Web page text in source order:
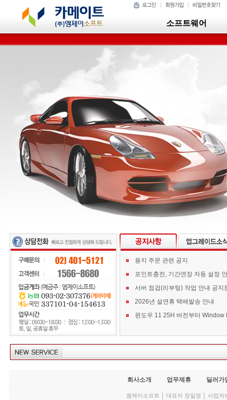
소프트웨어
용지 주문 관련 공지
포인트충전, 기간연장 자동 설정
서버 점검(리부팅) 작업 안내 공지
2026년 설연휴 택배발송 안내
회사소개 업무제휴 딜러가
엠제이소프트 │ 대표자 정일영 │ 사업